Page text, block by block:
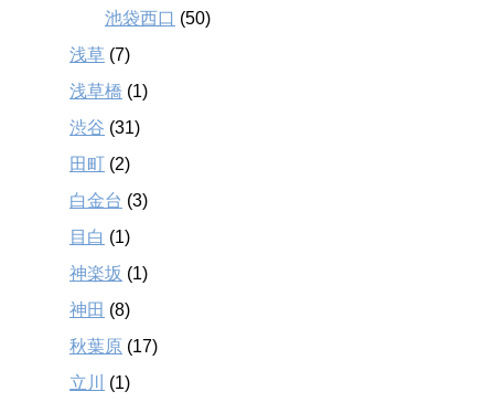
池袋西口 (50)
浅草 (7)
浅草橋 (1)
渋谷 (31)
田町 (2)
白金台 (3)
目白 (1)
神楽坂 (1)
神田 (8)
秋葉原 (17)
立川
(1)